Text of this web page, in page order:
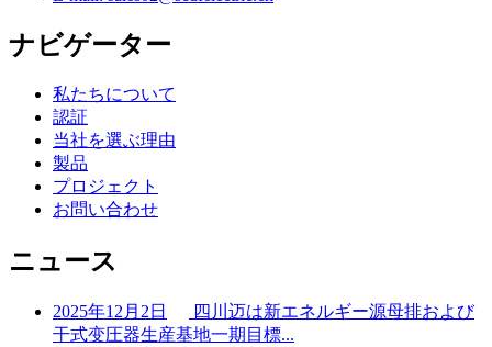
ナビゲーター
私たちについて
認証
当社を選ぶ理由
製品
プロジェクト
お問い合わせ
ニュース
2025年12月2日
四川迈は新エネルギー源母排および
干式变圧器生産基地一期目標...